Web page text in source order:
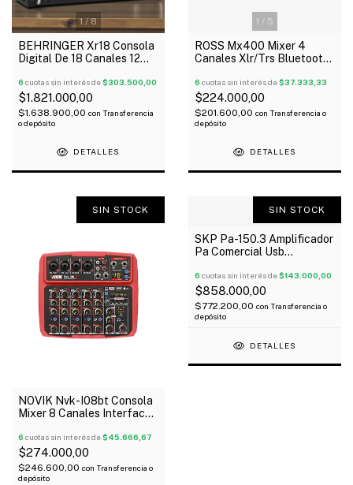
1/8
BEHRINGER Xr18 Consola
Digital De 18 Canales 12
6 cuotas sin interés de$303.500,00
$1.821.000,00
$1.638.900,00 con Transferencia
o depósito
DETALLES
1 / 5
ROSS Mx400 Mixer 4
Canales Xlr/Trs Bluetooth
6 cuotas sin interés de$37.333,33
$224.000,00
$201.600,00 con Transferencia o
depósito
DETALLES
SIN STOCK
NOVIK Nvk-I08bt Consola
Mixer 8 Canales Interface
6 cuotas sin interés de$45.666,67
$274.000,00
$246.600,00 con Transferencia o
depósito
SIN STOCK
SKP Pa-150.3 Amplificador
Pa Comercial Usb
6 cuotas sin interés de$143.000,00
$858.000,00
$772.200,00 con Transferencia o
depósito
DETALLES